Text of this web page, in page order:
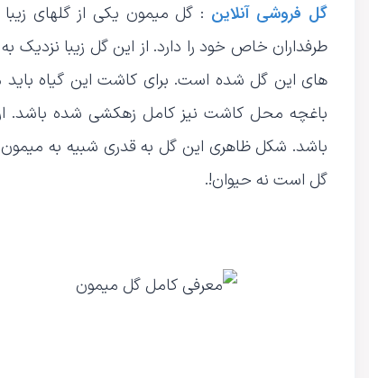
گل فروشی آنلاین : گل میمون یکی از گلهای
های این گل شده است. برای کاشت این گیاه باید
باشد. شکل ظاهری این گل به قدری شبیه به میمون
گل است نه حیوان!.